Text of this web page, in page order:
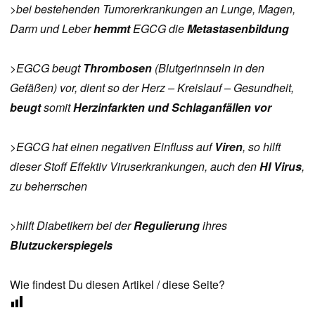
>bei bestehenden Tumorerkrankungen an Lunge, Magen,
Darm und LeberhemmtEGCG dieMetastasenbildung
>EGCG beugtThrombosen (Blutgerinnseln in den
Gefäßen) vor, dient so der Herz – Kreislauf – Gesundheit,
beugtsomitHerzinfarkten und Schlaganfällen vor
>EGCG hat einen negativen Einfluss aufViren, so hilft
dieser Stoff Effektiv Viruserkrankungen, auch denHI Virus,
zu beherrschen
>hilft Diabetikern bei derRegulierungihres
Blutzuckerspiegels
Wie findest Du diesen Artikel / diese Seite?